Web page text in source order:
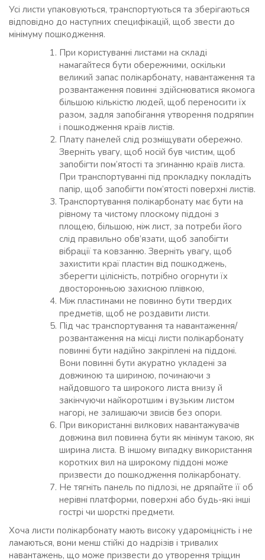
Усі листи упаковуються, транспортуються та зберігаються
відповідно до наступних специфікацій, щоб звести до
мінімуму пошкодження.
При користуванні листами на складі
намагайтеся бути обережними, оскільки
великий запас полікарбонату, навантаження та
розвантаження повинні здійснюватися якомога
більшою кількістю людей, щоб переносити їх
разом, задля запобігання утворення подряпин
і пошкодження країв листів.
Плату панелей слід розміщувати обережно.
Зверніть увагу, щоб носій був чистим, щоб
запобігти пом’ятості та згинанню країв листа.
При транспортуванні під прокладку покладіть
папір, щоб запобігти пом’ятості поверхні листів.
Транспортування полікарбонату має бути на
рівному та чистому плоскому піддоні з
площею, більшою, ніж лист, за потреби його
слід правильно обв’язати, щоб запобігти
вібрації та ковзанню. Зверніть увагу, щоб
захистити краї пластин від пошкоджень,
зберегти цілісність, потрібно огорнути їх
двосторонньою захисною плівкою,
Між пластинами не повинно бути твердих
предметів, щоб не роздавити листи.
Під час транспортування та навантаження/
розвантаження на місці листи полікарбонату
повинні бути надійно закріплені на піддоні.
Вони повинні бути акуратно укладені за
довжиною та шириною, починаючи з
найдовшого та широкого листа внизу й
закінчуючи найкоротшим і вузьким листом
нагорі, не залишаючи звисів без опори.
При використанні вилкових навантажувачів
довжина вил повинна бути як мінімум такою, як
ширина листа. В іншому випадку використання
коротких вил на широкому піддоні може
призвести до пошкодження полікарбонату.
Не тягніть панель по підлозі, не дряпайте її об
нерівні платформи, поверхні або будь-які інші
гострі чи шорсткі предмети.
Хоча листи полікарбонату мають високу удароміцність і не
ламаються, вони менш стійкі до надрізів і тривалих
навантажень, що може призвести до утворення тріщин